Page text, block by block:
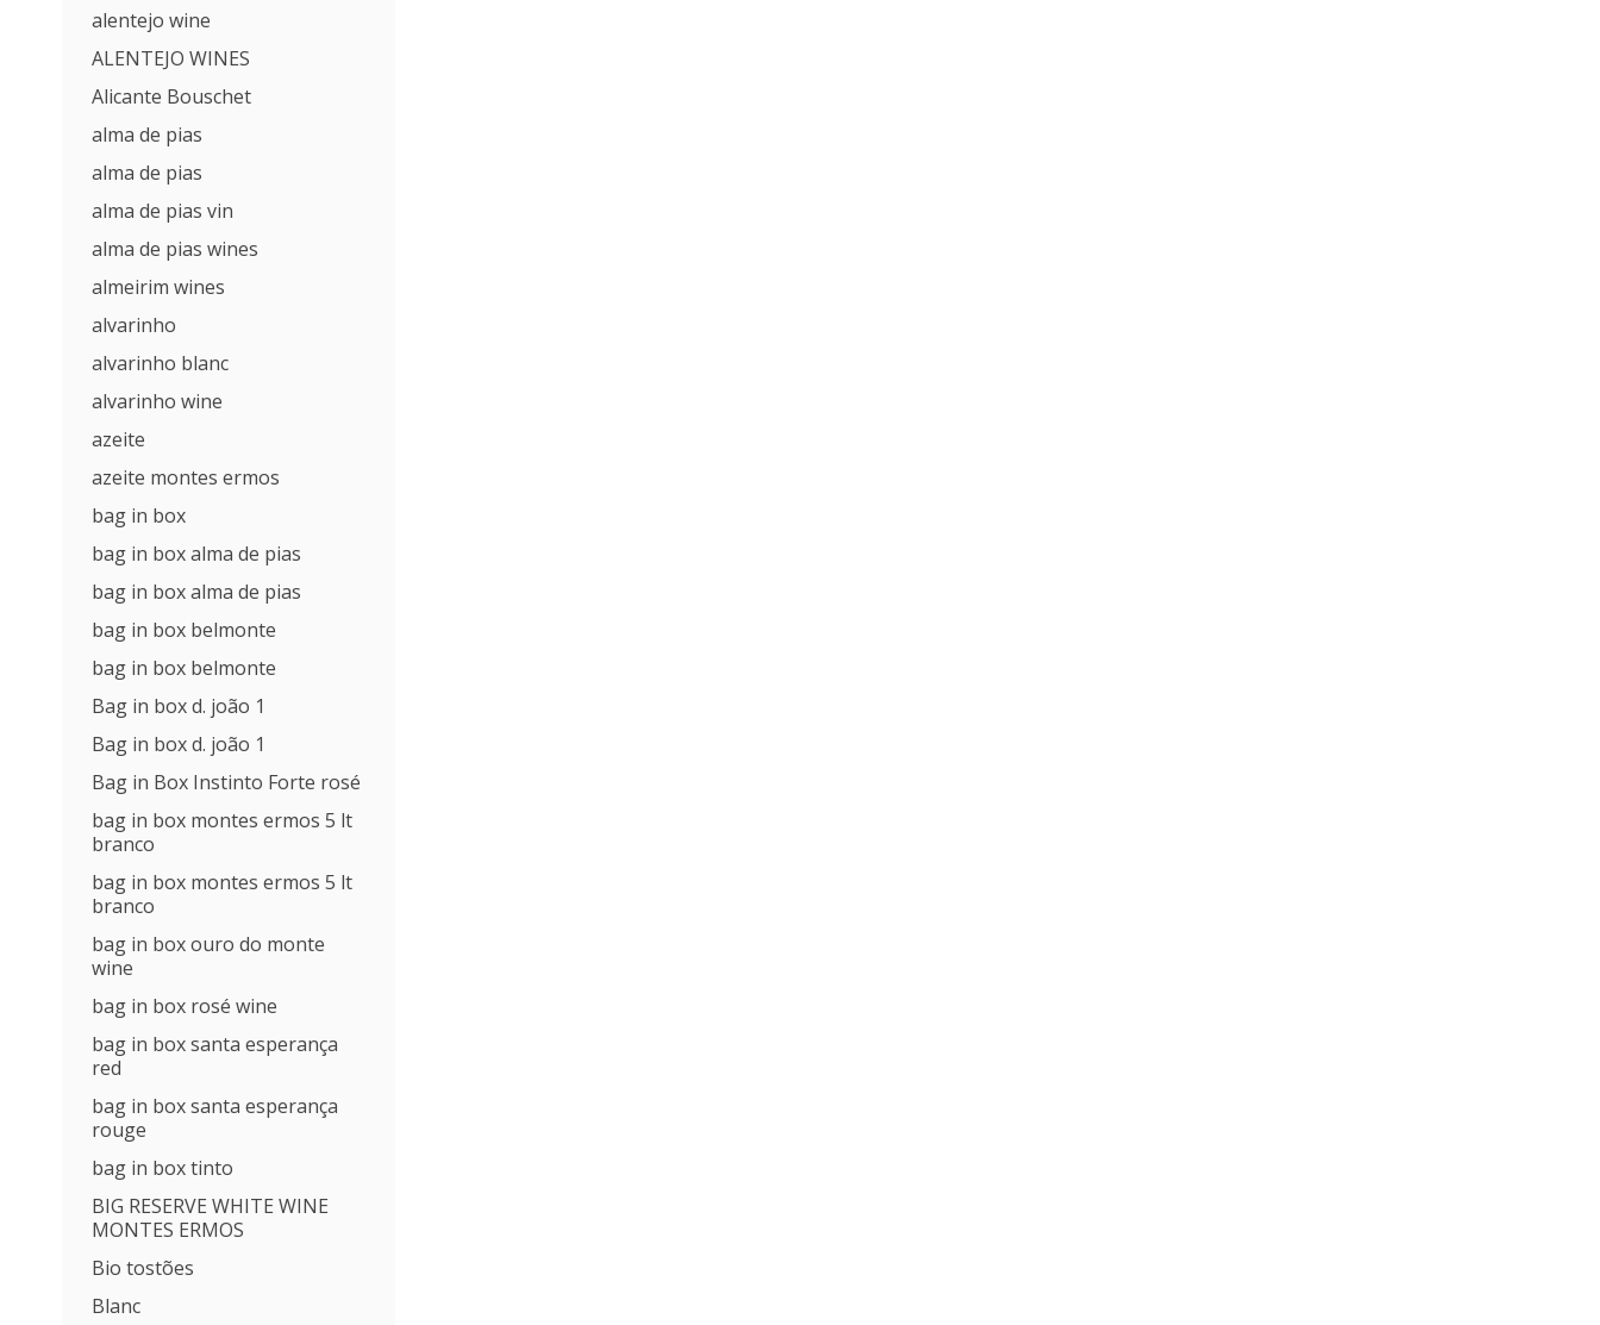
alentejo wine
ALENTEJO WINES
Alicante Bouschet
alma de pias
alma de pias
alma de pias vin
alma de pias wines
almeirim wines
alvarinho
alvarinho blanc
alvarinho wine
azeite
azeite montes ermos
bag in box
bag in box alma de pias
bag in box alma de pias
bag in box belmonte
bag in box belmonte
Bag in box d. joão 1
Bag in box d. joão 1
Bag in Box Instinto Forte rosé
bag in box montes ermos 5 lt
branco
bag in box montes ermos 5 lt
branco
bag in box ouro do monte
wine
bag in box rosé wine
bag in box santa esperança
red
bag in box santa esperança
rouge
bag in box tinto
BIG RESERVE WHITE WINE
MONTES ERMOS
Bio tostões
Blanc